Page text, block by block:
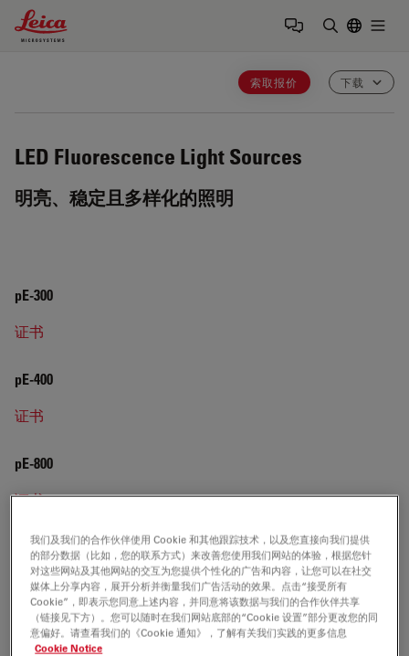
Leica Microsystems Logo
索取报价 下载
LED Fluorescence Light Sources
明亮、稳定且多样化的照明
pE-300
证书
pE-400
证书
pE-800
证书
pE-300
证书
我们及我们的合作伙伴使用 Cookie 和其他跟踪技术，以及您直接向我们提供
的部分数据（比如，您的联系方式）来改善您使用我们网站的体验，根据您针
对这些网站及其他网站的交互为您提供个性化的广告和内容，让您可以在社交
媒体上分享内容，展开分析并衡量我们广告活动的效果。点击“接受所有
Cookie”，即表示您同意上述内容，并同意将该数据与我们的合作伙伴共享
（链接见下方）。您可以随时在我们网站底部的“Cookie 设置”部分更改您的同
意偏好。请查看我们的《Cookie 通知》，了解有关我们实践的更多信息
Cookie Notice